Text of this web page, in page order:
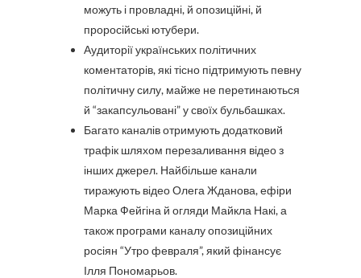
можуть і провладні, й опозиційні, й
проросійські ютубери.
Аудиторії українських політичних
коментаторів, які тісно підтримують певну
політичну силу, майже не перетинаються
й “закапсульовані” у своїх бульбашках.
Багато каналів отримують додатковий
трафік шляхом перезаливання відео з
інших джерел. Найбільше канали
тиражують відео Олега Жданова, ефіри
Марка Фейгіна й огляди Майкла Накі, а
також програми каналу опозиційних
росіян “Утро февраля”, який фінансує
Ілля Пономарьов.